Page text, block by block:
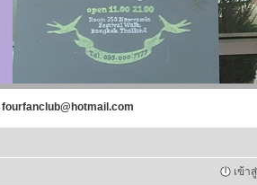
fourfanclub@hotmail.com
เข้า